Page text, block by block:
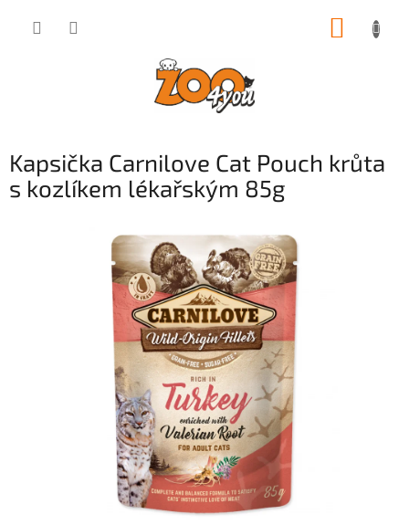
Kapsička Carnilove Cat Pouch krůta
s kozlíkem lékařským 85g